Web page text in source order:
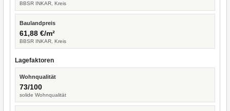
BBSR INKAR, Kreis
Baulandpreis
61,88 €/m²
BBSR INKAR, Kreis
Lagefaktoren
Wohnqualität
73/100
solide Wohnqualität